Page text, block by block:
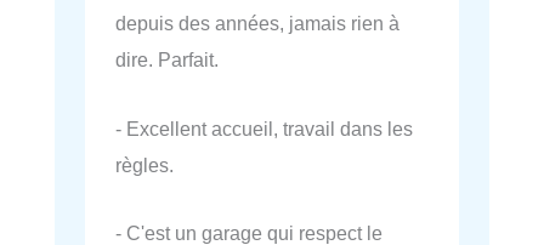
depuis des années, jamais rien à
dire. Parfait.
- Excellent accueil, travail dans les
règles.
- C'est un garage qui respect le